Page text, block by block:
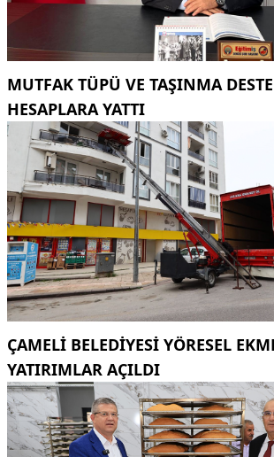
MUTFAK TÜPÜ VE TAŞINMA
HESAPLARA YATTI
ÇAMELI BELEDIYESI YÖRESEL
YATIRIMLAR AÇILDI